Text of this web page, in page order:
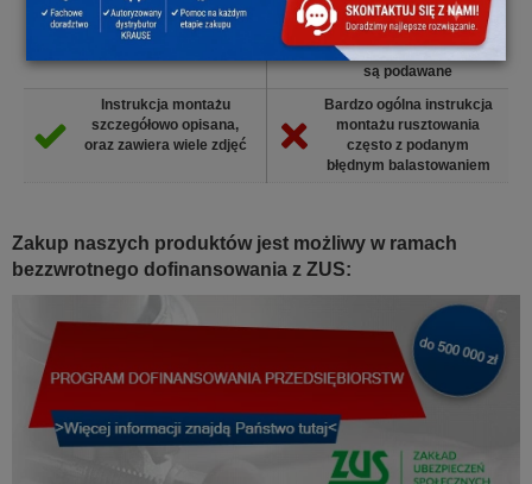
stabilności rusztowania
dotyczące procesu
balastowania są
częściowo lub w ogóle nie
są podawane
Instrukcja montażu
szczegółowo opisana,
oraz zawiera wiele zdjęć
Bardzo ogólna instrukcja
montażu rusztowania
często z podanym
błędnym balastowaniem
Zakup naszych produktów jest możliwy w ramach
bezzwrotnego dofinansowania z ZUS: